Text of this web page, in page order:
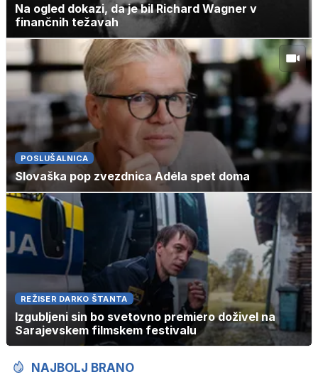
Na ogled dokazi, da je bil Richard Wagner v
finančnih težavah
POSLUŠALNICA
Slovaška pop zvezdnica Adéla spet doma
REŽISER DARKO ŠTANTA
Izgubljeni sin bo svetovno premiero doživel na
Sarajevskem filmskem festivalu
NAJBOLJ BRANO